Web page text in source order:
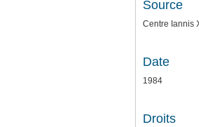
Source
Centre Iannis
Date
1984
Droits